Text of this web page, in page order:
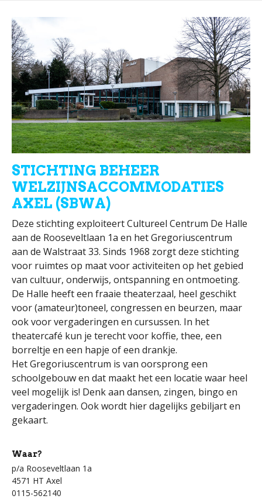
STICHTING BEHEER
WELZIJNSACCOMMODATIES
AXEL (SBWA)
Deze stichting exploiteert Cultureel Centrum De Halle
aan de Rooseveltlaan 1a en het Gregoriuscentrum
aan de Walstraat 33. Sinds 1968 zorgt deze stichting
voor ruimtes op maat voor activiteiten op het gebied
van cultuur, onderwijs, ontspanning en ontmoeting.
De Halle heeft een fraaie theaterzaal, heel geschikt
voor (amateur)toneel, congressen en beurzen, maar
ook voor vergaderingen en cursussen. In het
theatercafé kun je terecht voor koffie, thee, een
borreltje en een hapje of een drankje.
Het Gregoriuscentrum is van oorsprong een
schoolgebouw en dat maakt het een locatie waar heel
veel mogelijk is! Denk aan dansen, zingen, bingo en
vergaderingen. Ook wordt hier dagelijks gebiljart en
gekaart.
Waar?
p/a Rooseveltlaan 1a
4571 HT Axel
0115-562140